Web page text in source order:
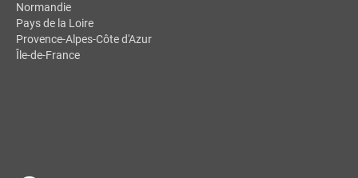
Normandie
Pays de la Loire
Provence-Alpes-Côte d'Azur
Île-de-France